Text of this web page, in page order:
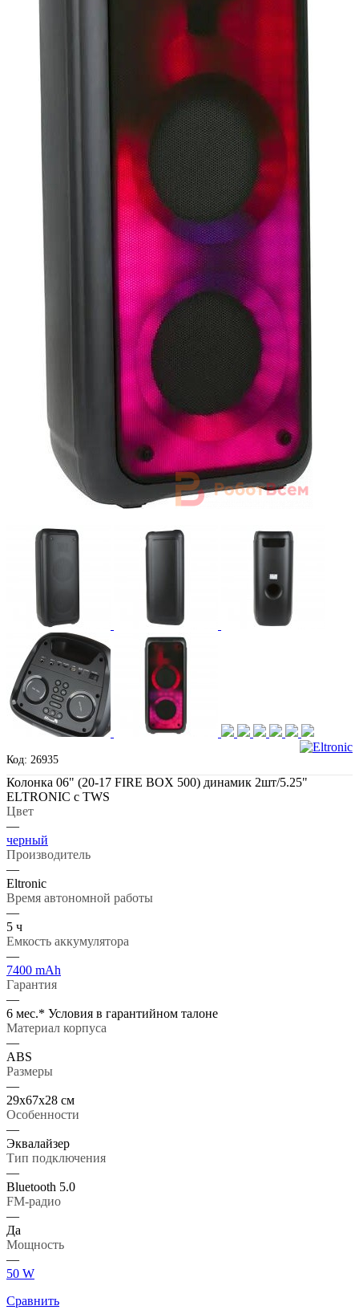
Код: 26935
Колонка 06" (20-17 FIRE BOX 500) динамик 2шт/5.25"
ELTRONIC с TWS
Цвет
—
черный
Производитель
—
Eltronic
Время автономной работы
—
5 ч
Емкость аккумулятора
—
7400 mAh
Гарантия
—
6 мес.* Условия в гарантийном талоне
Материал корпуса
—
ABS
Размеры
—
29x67x28 см
Особенности
—
Эквалайзер
Тип подключения
—
Bluetooth 5.0
FM-радио
—
Да
Мощность
—
50 W
Сравнить